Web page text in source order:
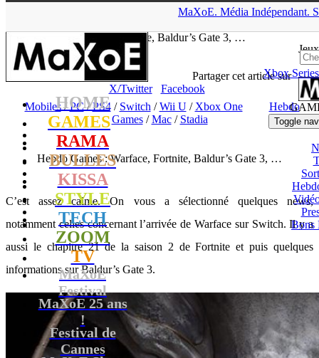
MaXoE. Média Indépendant.
HOME
GAMES
RAMA
BULLES
KISSA
STYLE
TECH
ZOOM
TV
MaXoE
Festival
MaXoE 25 ans
!
Festival de
Cannes
Jeux
Xbox
Toggle
Bons
Warface, Fortnite, Baldur’s Gate 3, …
Partager cet article sur
X/Twitter
Facebook
Mobiles/PC/PS4/ Switch /Wii U/ Xbox One
Hebdo
Games/Mac/ Stadia
Hebdo Games : Warface, Fortnite, Baldur’s Gate 3, …
C’est assez calme. On vous a sélectionné quelques news,
notamment celles concernant l’arrivée de Warface sur Switch. Il y a
aussi le chapitre 21 de la saison 2 de Fortnite et puis quelques
informations sur Baldur’s Gate 3.